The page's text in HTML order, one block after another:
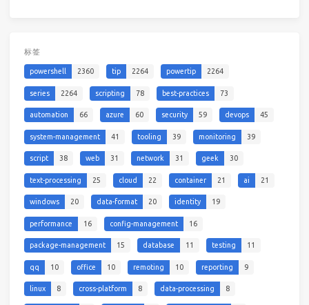
标签
powershell 2360 tip 2264 powertip 2264
series 2264 scripting 78 best-practices 73
automation 66 azure 60 security 59 devops 45
system-management 41 tooling 39 monitoring 39
script 38 web 31 network 31 geek 30
text-processing 25 cloud 22 container 21 ai 21
windows 20 data-format 20 identity 19
performance 16 config-management 16
package-management 15 database 11 testing 11
qq 10 office 10 remoting 10 reporting 9
linux 8 cross-platform 8 data-processing 8